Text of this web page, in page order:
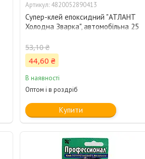
4820052890413
Супер-клей епоксидний "АТЛАНТ
Холодна Зварка", автомобільна 25
53,10 ₴
44,60 ₴
В наявності
Оптом і в роздріб
Купити